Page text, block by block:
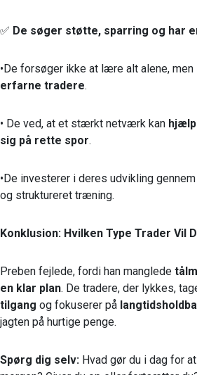
✅ De søger støtte, sparring og har
•De forsøger ikke at lære alt alene, men
erfarne tradere.
• De ved, at et stærkt netværk kan
sig på rette spor.
•De investerer i deres udvikling
og struktureret træning.
Konklusion: Hvilken Type Trader Vil
Preben fejlede, fordi han manglede
en klar plan. De tradere, der lykkes,
tilgang og fokuserer på
jagten på hurtige penge.
Spørg dig selv: Hvad gør du i dag for